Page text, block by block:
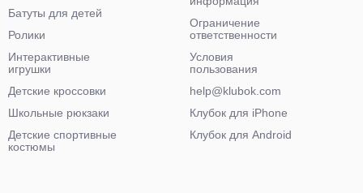
Батуты для детей
Ролики
Интерактивные
игрушки
Детские кроссовки
Школьные рюкзаки
Детские спортивные
костюмы
Ограничение
ответственности
Условия
пользования
help@klubok.com
Клубок для iPhone
Клубок для Android